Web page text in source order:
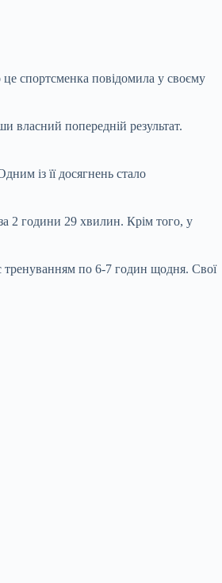
це спортсменка повідомила у своєму
власний попередній результат.
із її досягнень стало
2 години 29 хвилин. Крім того, у
тренуванням по 6-7 годин щодня. Свої